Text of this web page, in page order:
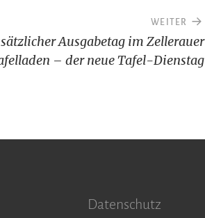
WEITER
Ausgabetag im Zellerauer
– der neue Tafel-Dienstag
Datenschutz